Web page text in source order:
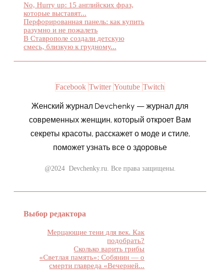
No, Hurry up: 15 английских фраз,
которые выставят...
Перфорированная панель: как купить
разумно и не пожалеть
В Ставрополе создали детскую
смесь, близкую к грудному...
Facebook Twitter Youtube Twitch
Женский журнал Devchenky — журнал для
современных женщин, который откроет Вам
секреты красоты, расскажет о моде и стиле,
поможет узнать все о здоровье
@2024 Devchenky.ru. Все права защищены.
Выбор редактора
Мерцающие тени для век. Как
подобрать?
Сколько варить грибы
«Светлая память»: Собянин — о
смерти главреда «Вечерней...